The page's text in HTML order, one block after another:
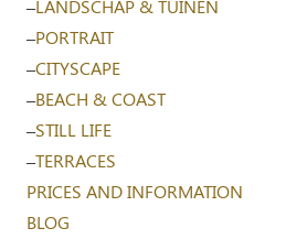
–LANDSCHAP & TUINEN
–PORTRAIT
–CITYSCAPE
–BEACH & COAST
–STILL LIFE
–TERRACES
PRICES AND INFORMATION
BLOG